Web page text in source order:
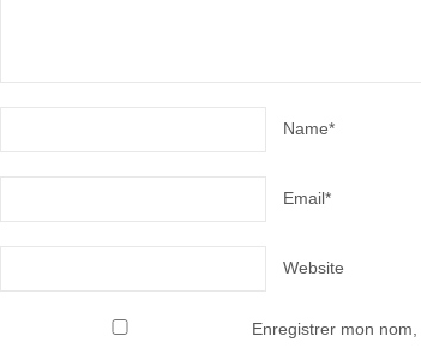
Name*
Email*
Website
Enregistrer mon